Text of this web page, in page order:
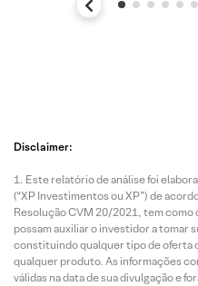
Disclaimer:
Este relatório de análise foi
(“XP Investimentos ou XP”) de
Resolução CVM 20/2021, tem
possam auxiliar o investidor a tomar
constituindo qualquer tipo de oferta
qualquer produto. As informações
válidas na data de sua divulgação e